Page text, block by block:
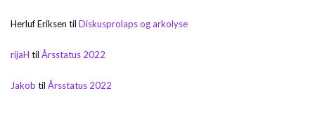
Herluf Eriksen til Diskusprolaps og arkolyse
rijaH til Årsstatus 2022
Jakob til Årsstatus 2022